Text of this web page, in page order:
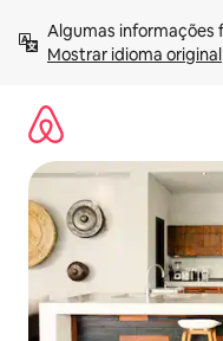
para
Mostrar idioma original